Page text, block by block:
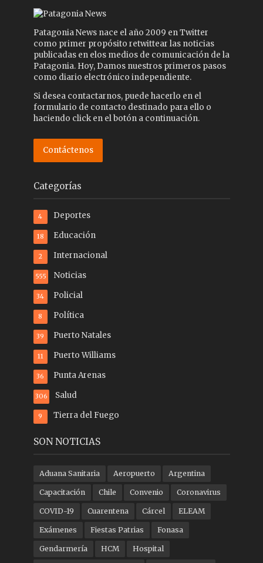
Patagonia News nace el año 2009 en Twitter
como primer propósito retwittear las noticias
publicadas en elos medios de comunicación de la
Patagonia. Hoy, Damos nuestros primeros pasos
como diario electrónico independiente.
Si desea contactarnos, puede hacerlo en el
formulario de contacto destinado para ello o
haciendo click en el botón a continuación.
Contáctenos
Categorías
Deportes
4
Educación
18
Internacional
2
Noticias
555
Policial
34
Política
8
Puerto Natales
39
Puerto Williams
11
Punta Arenas
36
Salud
306
Tierra del Fuego
9
SON NOTICIAS
Aduana Sanitaria Aeropuerto Argentina
Capacitación Chile Convenio Coronavirus
COVID-19 Cuarentena Cárcel ELEAM
Exámenes Fiestas Patrias Fonasa
Gendarmería HCM Hospital